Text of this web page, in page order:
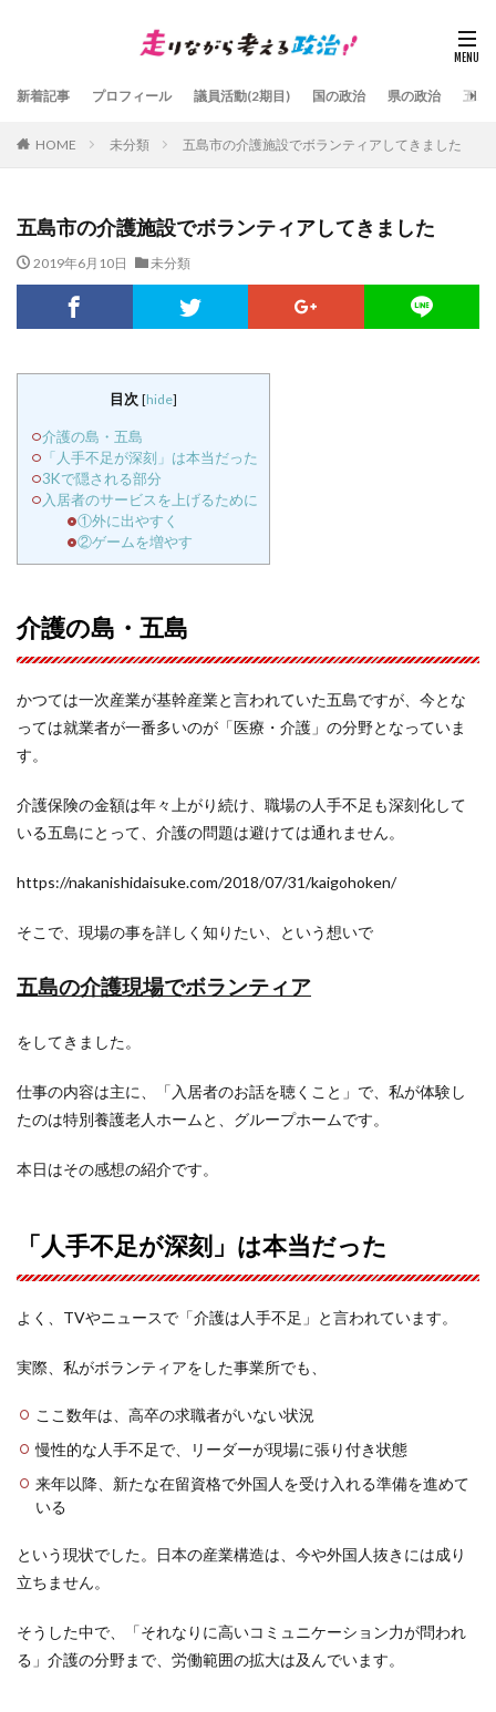
新着記事 プロフィール 議員活動(2期目) 国の政治 県の政治 五島
HOME 未分類 五島市の介護施設でボランティアしてきました
五島市の介護施設でボランティアしてきました
2019年6月10日 未分類
目次 [hide]
介護の島・五島
「人手不足が深刻」は本当だった
3Kで隠される部分
入居者のサービスを上げるために
①外に出やすく
②ゲームを増やす
介護の島・五島
かつては一次産業が基幹産業と言われていた五島ですが、今とな
っては就業者が一番多いのが「医療・介護」の分野となっていま
す。
介護保険の金額は年々上がり続け、職場の人手不足も深刻化して
いる五島にとって、介護の問題は避けては通れません。
https://nakanishidaisuke.com/2018/07/31/kaigohoken/
そこで、現場の事を詳しく知りたい、という想いで
五島の介護現場でボランティア
をしてきました。
仕事の内容は主に、「入居者のお話を聴くこと」で、私が体験し
たのは特別養護老人ホームと、グループホームです。
本日はその感想の紹介です。
「人手不足が深刻」は本当だった
よく、TVやニュースで「介護は人手不足」と言われています。
実際、私がボランティアをした事業所でも、
ここ数年は、高卒の求職者がいない状況
慢性的な人手不足で、リーダーが現場に張り付き状態
来年以降、新たな在留資格で外国人を受け入れる準備を進めて
いる
という現状でした。日本の産業構造は、今や外国人抜きには成り
立ちません。
そうした中で、「それなりに高いコミュニケーション力が問われ
る」介護の分野まで、労働範囲の拡大は及んでいます。